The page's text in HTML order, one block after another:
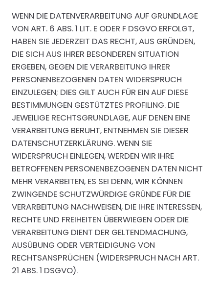
WENN DIE DATENVERARBEITUNG AUF GRUNDLAGE
VON ART. 6 ABS. 1 LIT. E ODER F DSGVO ERFOLGT,
HABEN SIE JEDERZEIT DAS RECHT, AUS GRÜNDEN,
DIE SICH AUS IHRER BESONDEREN SITUATION
ERGEBEN, GEGEN DIE VERARBEITUNG IHRER
PERSONENBEZOGENEN DATEN WIDERSPRUCH
EINZULEGEN; DIES GILT AUCH FÜR EIN AUF DIESE
BESTIMMUNGEN GESTÜTZTES PROFILING. DIE
JEWEILIGE RECHTSGRUNDLAGE, AUF DENEN EINE
VERARBEITUNG BERUHT, ENTNEHMEN SIE DIESER
DATENSCHUTZERKLÄRUNG. WENN SIE
WIDERSPRUCH EINLEGEN, WERDEN WIR IHRE
BETROFFENEN PERSONENBEZOGENEN DATEN NICHT
MEHR VERARBEITEN, ES SEI DENN, WIR KÖNNEN
ZWINGENDE SCHUTZWÜRDIGE GRÜNDE FÜR DIE
VERARBEITUNG NACHWEISEN, DIE IHRE INTERESSEN,
RECHTE UND FREIHEITEN ÜBERWIEGEN ODER DIE
VERARBEITUNG DIENT DER GELTENDMACHUNG,
AUSÜBUNG ODER VERTEIDIGUNG VON
RECHTSANSPRÜCHEN (WIDERSPRUCH NACH ART.
21 ABS. 1 DSGVO).